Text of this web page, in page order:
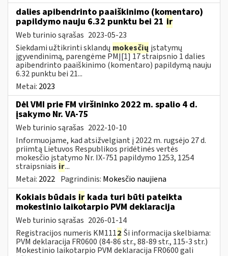
dalies apibendrinto paaiškinimo (komentaro)
papildymo nauju 6.32 punktu bei 21 ir
Web turinio sąrašas 2023-05-23
Siekdami užtikrinti sklandų mokesčių įstatymų
įgyvendinimą, parengėme PMĮ[1] 17 straipsnio 1 dalies
apibendrinto paaiškinimo (komentaro) papildymą nauju
6.32 punktu bei 21...
Metai: 2023
Dėl VMI prie FM viršininko 2022 m. spalio 4 d.
įsakymo Nr. VA-75
Web turinio sąrašas 2022-10-10
Informuojame, kad atsižvelgiant į 2022 m. rugsėjo 27 d.
priimtą Lietuvos Respublikos pridėtinės vertės
mokesčio įstatymo Nr. IX-751 papildymo 1253, 1254
straipsniais ir...
Metai: 2022 Pagrindinis: Mokesčio naujiena
Kokiais būdais ir kada turi būti pateikta
mokestinio laikotarpio PVM deklaracija
Web turinio sąrašas 2026-01-14
Registracijos numeris KM1112 Ši informacija skelbiama:
PVM deklaracija FR0600 (84-86 str., 88-89 str., 115-3 str.)
Mokestinio laikotarpio PVM deklaracija FR0600 gali